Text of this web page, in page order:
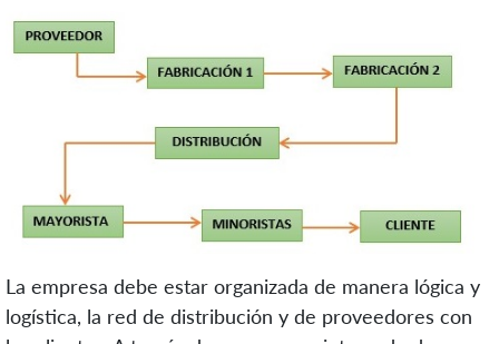
La empresa debe estar organizada de manera lógica y
logística, la red de distribución y de proveedores con